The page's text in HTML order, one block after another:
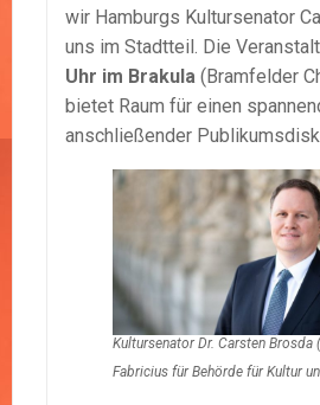
wir Hamburgs Kultursenator
uns im Stadtteil. Die
Uhr im Brakula (Bramfelder
bietet Raum für einen
anschließender
Kultursenator Dr. Carsten Brosda
Fabricius für Behörde für Kultur